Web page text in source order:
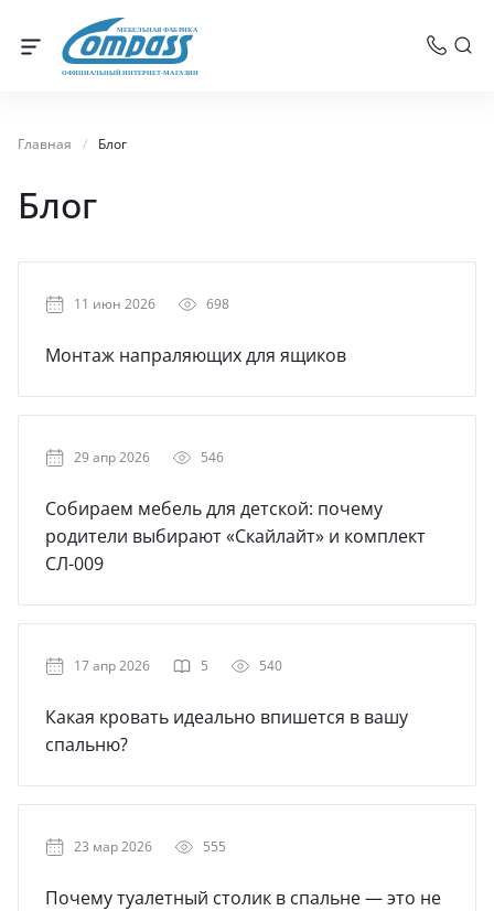
МЕБЕЛЬНАЯ ФАБРИКА
ОФИЦИАЛЬНЫЙ ИНТЕРНЕТ-МАГАЗИН
Главная / Блог
Блог
11 июн 2026 698
Монтаж напраляющих для ящиков
29 апр 2026 546
Собираем мебель для детской: почему
родители выбирают «Скайлайт» и комплект
СЛ-009
17 апр 2026 5 540
Какая кровать идеально впишется в вашу
спальню?
23 мар 2026 555
Почему туалетный столик в спальне — это не